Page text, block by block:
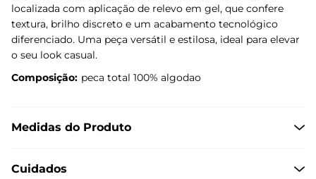
localizada com aplicação de relevo em gel, que confere
textura, brilho discreto e um acabamento tecnológico
diferenciado. Uma peça versátil e estilosa, ideal para elevar
o seu look casual.
Composição: peca total 100% algodao
Medidas do Produto
Cuidados